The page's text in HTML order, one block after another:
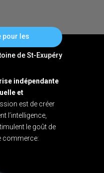
pour les
de St-Exupéry
indépendante
et
est de créer
l’intelligence,
le goût de
commerce: